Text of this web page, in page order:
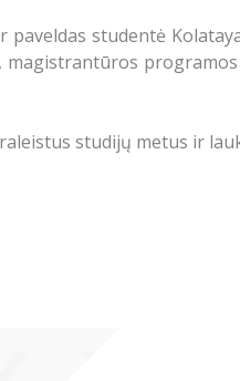
studentė
studijų metus ir